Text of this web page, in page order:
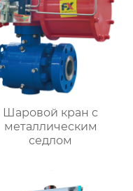
Шаровой кран с
металлическим
седлом